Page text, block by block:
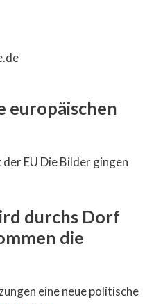
europäischen
EU Die Bilder gingen
durchs Dorf
die
eine neue politische